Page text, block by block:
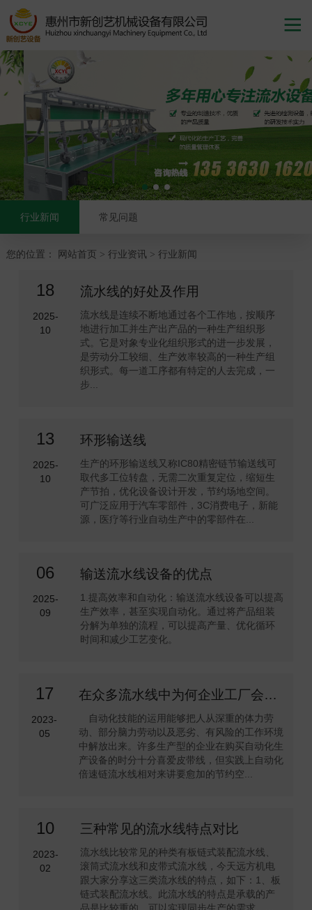

行业新闻 常见问题
您的位置： 网站首页 > 行业资讯 > 行业新闻
18
2025-
10
流水线的好处及作用
流水线是连续不断地通过各个工作地，按顺序
地进行加工并生产出产品的一种生产组织形
式。它是对象专业化组织形式的进一步发展，
是劳动分工较细、生产效率较高的一种生产组
织形式。每一道工序都有特定的人去完成，一
步...
13
2025-
10
环形输送线
生产的环形输送线又称IC80精密链节输送线可
取代多工位转盘，无需二次重复定位，缩短生
产节拍，优化设备设计开发，节约场地空间。
可广泛应用于汽车零部件，3C消费电子，新能
源，医疗等行业自动生产中的零部件在...
06
2025-
09
输送流水线设备的优点
1.提高效率和自动化：输送流水线设备可以提高
生产效率，甚至实现自动化。通过将产品组装
分解为单独的流程，可以提高产量、优化循环
时间和减少工艺变化。
17
2023-
05
在众多流水线中为何企业工厂会首选自动化倍速链流水线
自动化技能的运用能够把人从深重的体力劳
动、部分脑力劳动以及恶劣、有风险的工作环境
中解放出来。许多生产型的企业在购买自动化生
产设备的时分十分喜爱皮带线，但实践上自动化
倍速链流水线相对来讲要愈加的节约空...
10
2023-
02
三种常见的流水线特点对比
流水线比较常见的种类有板链式装配流水线、
滚筒式流水线和皮带式流水线，今天远方机电
跟大家分享这三类流水线的特点，如下：1、板
链式装配流水线。此流水线的特点是承载的产